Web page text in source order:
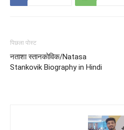
पिछला पोस्ट
नताशा स्तानकोविक/Natasa
Stankovik Biography in Hindi